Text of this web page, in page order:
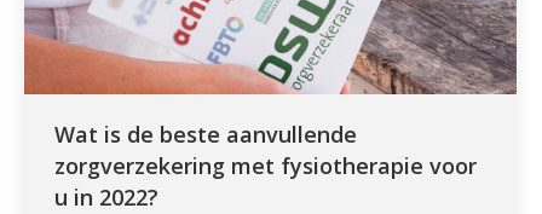
Wat is de beste aanvullende
zorgverzekering met fysiotherapie voor
u in 2022?